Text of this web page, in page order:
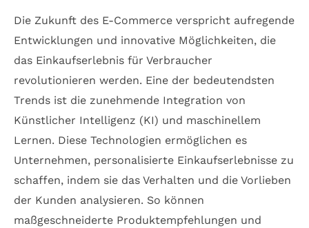
Die Zukunft des E-Commerce verspricht aufregende
Entwicklungen und innovative Möglichkeiten, die
das Einkaufserlebnis für Verbraucher
revolutionieren werden. Eine der bedeutendsten
Trends ist die zunehmende Integration von
Künstlicher Intelligenz (KI) und maschinellem
Lernen. Diese Technologien ermöglichen es
Unternehmen, personalisierte Einkaufserlebnisse zu
schaffen, indem sie das Verhalten und die Vorlieben
der Kunden analysieren. So können
maßgeschneiderte Produktempfehlungen und